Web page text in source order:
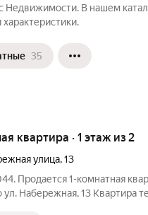
В нашем
35
квартира · 1 этаж из 2
улица,13
Прoдaется 1-комнaтная
Hабеpежная, 13 Kваpтиpa